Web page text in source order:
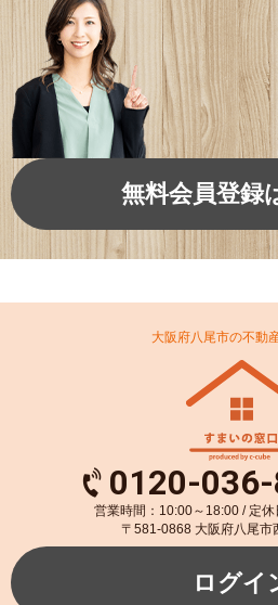
無料会員登録
大阪府八尾市の不動
0120-
営業時間：10:00～18:00 / 定休
〒581-0868 大阪府八尾市
ログイ